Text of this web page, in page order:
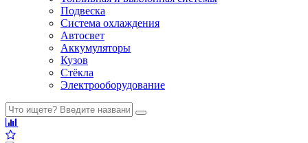
Подвеска
Система охлаждения
Автосвет
Аккумуляторы
Кузов
Стёкла
Электрооборудование